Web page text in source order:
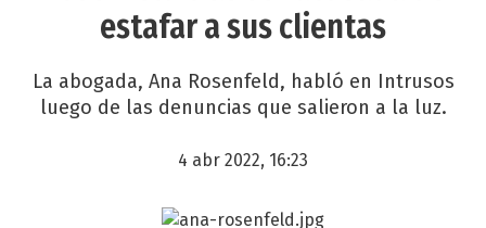
estafar a sus clientas
La abogada, Ana Rosenfeld, habló en Intrusos
luego de las denuncias que salieron a la luz.
4 abr 2022, 16:23